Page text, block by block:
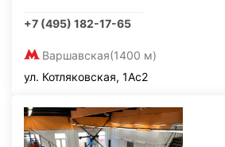
+7 (495) 182-17-65
Варшавская(1400 м)
ул. Котляковская, 1Ас2